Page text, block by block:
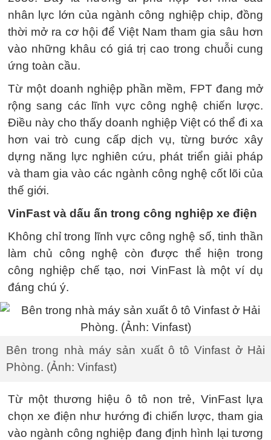
nhân lực lớn của ngành công nghiệp chip, đồng
thời mở ra cơ hội để Việt Nam tham gia sâu hơn
vào những khâu có giá trị cao trong chuỗi cung
ứng toàn cầu.
Từ một doanh nghiệp phần mềm, FPT đang mở
rộng sang các lĩnh vực công nghệ chiến lược.
Điều này cho thấy doanh nghiệp Việt có thể đi xa
hơn vai trò cung cấp dịch vụ, từng bước xây
dựng năng lực nghiên cứu, phát triển giải pháp
và tham gia vào các ngành công nghệ cốt lõi của
thế giới.
VinFast và dấu ấn trong công nghiệp xe điện
Không chỉ trong lĩnh vực công nghệ số, tinh thần
làm chủ công nghệ còn được thể hiện trong
công nghiệp chế tạo, nơi VinFast là một ví dụ
đáng chú ý.
Bên trong nhà máy sản xuất ô tô Vinfast ở Hải
Phòng. (Ảnh: Vinfast)
Từ một thương hiệu ô tô non trẻ, VinFast lựa
chọn xe điện như hướng đi chiến lược, tham gia
vào ngành công nghiệp đang định hình lại tương